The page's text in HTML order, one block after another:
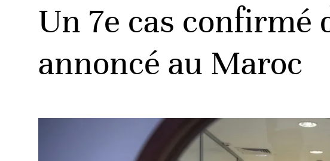
Un 7e cas confirmé
annoncé au Maroc